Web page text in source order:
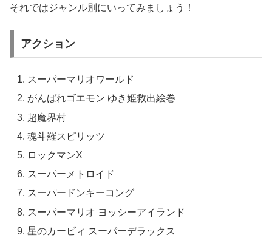
それではジャンル別にいってみましょう！
アクション
スーパーマリオワールド
がんばれゴエモン ゆき姫救出絵巻
超魔界村
魂斗羅スピリッツ
ロックマンX
スーパーメトロイド
スーパードンキーコング
スーパーマリオ ヨッシーアイランド
星のカービィ スーパーデラックス